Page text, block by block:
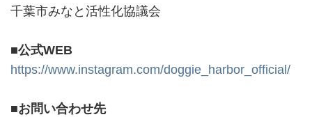
千葉市みなと活性化協議会
■公式WEB
https://www.instagram.com/doggie_harbor_official/
■お問い合わせ先